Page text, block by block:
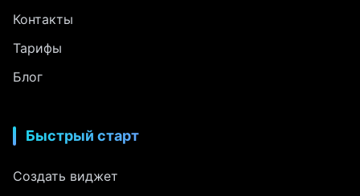
Контакты
Тарифы
Блог
Быстрый старт
Создать виджет